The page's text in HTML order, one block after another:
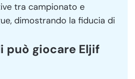
tra campionato e
dimostrando la fiducia di
può giocare Eljif